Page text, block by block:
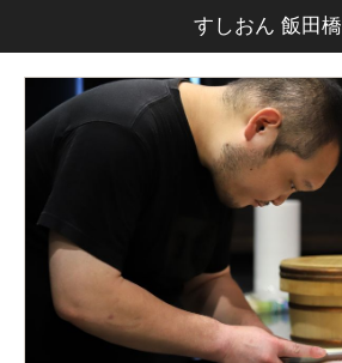
すしおん 飯田橋